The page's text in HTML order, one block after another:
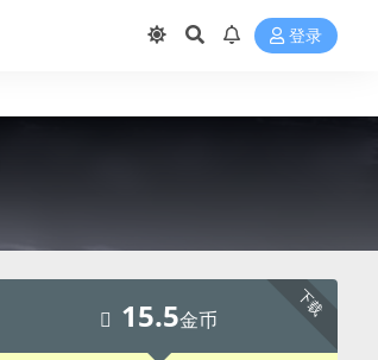
登录
下载
15.5金币